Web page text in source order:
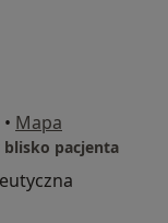
• Mapa
pacjenta